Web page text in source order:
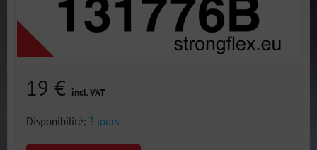
19 € incl. VAT
Disponibilité: 3 jours